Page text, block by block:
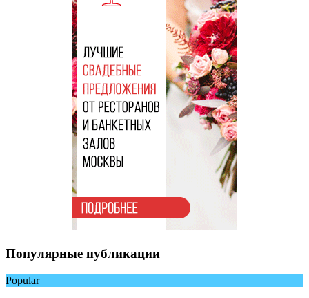
Популярные публикации
Popular